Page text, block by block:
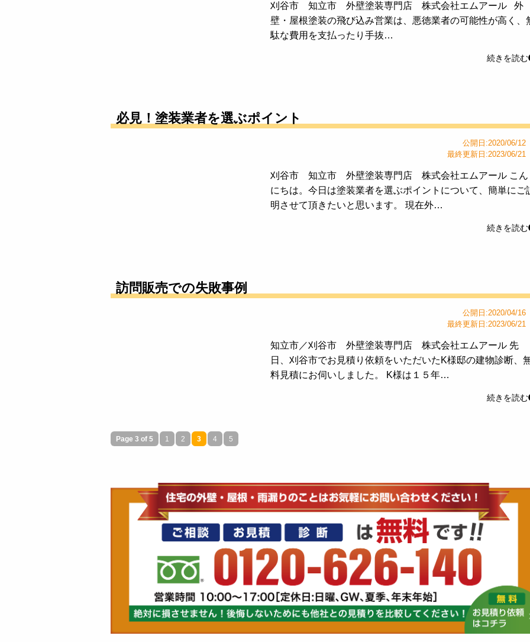
刈谷市 知立市 外壁塗装専門店 株式会社エムアール 外
壁・屋根塗装の飛び込み営業は、悪徳業者の可能性が高く、
駄な費用を支払ったり手抜…
続きを読む
必見！塗装業者を選ぶポイント
公開日:2020/06/12
最終更新日:2023/06/21
刈谷市 知立市 外壁塗装専門店 株式会社エムアール こん
にちは。今日は塗装業者を選ぶポイントについて、簡単にご
明させて頂きたいと思います。 現在外…
続きを読む
訪問販売での失敗事例
公開日:2020/04/16
最終更新日:2023/06/21
知立市／刈谷市 外壁塗装専門店 株式会社エムアール 先
日、刈谷市でお見積り依頼をいただいたK様邸の建物診断、
料見積にお伺いしました。 K様は１５年…
続きを読む
Page 3 of 5 1 2 3 4 5